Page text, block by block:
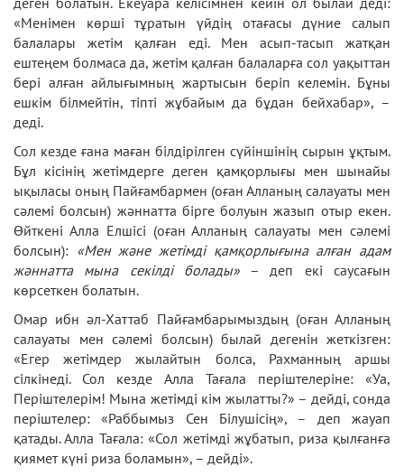
«Менімен көрші тұратын үйдің отағасы дүние салып
балалары жетім қалған еді. Мен асып-тасып жатқан
ештеңем болмаса да, жетім қалған балаларға сол уақыттан
бері алған айлығымның жартысын беріп келемін. Бұны
ешкім білмейтін, тіпті жұбайым да бұдан бейхабар», –
деді.
Сол кезде ғана маған білдірілген сүйіншінің сырын ұқтым.
Бұл кісінің жетімдерге деген қамқорлығы мен шынайы
ықыласы оның Пайғамбармен (оған Алланың салауаты мен
сәлемі болсын) жәннатта бірге болуын жазып отыр екен.
Өйткені Алла Елшісі (оған Алланың салауаты мен сәлемі
болсын): «Мен және жетімді қамқорлығына алған адам
жәннатта мына секілді болады»– деп екі саусағын
көрсеткен болатын.
Омар ибн әл-Хаттаб Пайғамбарымыздың (оған Алланың
салауаты мен сәлемі болсын) былай дегенін жеткізген:
«Егер жетімдер жылайтын болса, Рахманның аршы
сілкінеді. Сол кезде Алла Тағала періштелеріне: «Уа,
Періштелерім! Мына жетімді кім жылатты?» – дейді, сонда
періштелер: «Раббымыз Сен Білушісің», – деп жауап
қатады. Алла Тағала: «Сол жетімді жұбатып, риза қылғанға
қиямет күні риза боламын», – дейді».